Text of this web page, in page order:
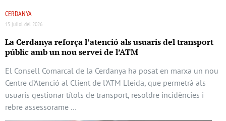
CERDANYA
15 juliol del 2026
La Cerdanya reforça l’atenció als usuaris del transport
públic amb un nou servei de l’ATM
El Consell Comarcal de la Cerdanya ha posat en marxa un nou
Centre d’Atenció al Client de l’ATM Lleida, que permetrà als
usuaris gestionar títols de transport, resoldre incidències i
rebre assessorame …